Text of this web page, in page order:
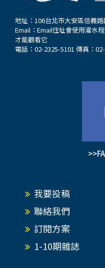
地址：106台北市大安區信義
Email： Email住址會使用灌水
才能觀看它
電話：02-2325-5101 傳真：
我要投稿
聯絡我們
訂閱方案
1-10期雜誌